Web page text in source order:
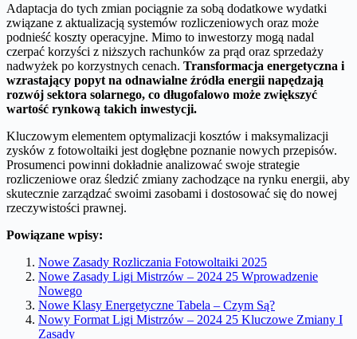
Adaptacja do tych zmian pociągnie za sobą dodatkowe wydatki
związane z aktualizacją systemów rozliczeniowych oraz może
podnieść koszty operacyjne. Mimo to inwestorzy mogą nadal
czerpać korzyści z niższych rachunków za prąd oraz sprzedaży
nadwyżek po korzystnych cenach. Transformacja energetyczna i
wzrastający popyt na odnawialne źródła energii napędzają
rozwój sektora solarnego, co długofalowo może zwiększyć
wartość rynkową takich inwestycji.
Kluczowym elementem optymalizacji kosztów i maksymalizacji
zysków z fotowoltaiki jest dogłębne poznanie nowych przepisów.
Prosumenci powinni dokładnie analizować swoje strategie
rozliczeniowe oraz śledzić zmiany zachodzące na rynku energii, aby
skutecznie zarządzać swoimi zasobami i dostosować się do nowej
rzeczywistości prawnej.
Powiązane wpisy:
Nowe Zasady Rozliczania Fotowoltaiki 2025
Nowe Zasady Ligi Mistrzów – 2024 25 Wprowadzenie
Nowego
Nowe Klasy Energetyczne Tabela – Czym Są?
Nowy Format Ligi Mistrzów – 2024 25 Kluczowe Zmiany I
Zasady